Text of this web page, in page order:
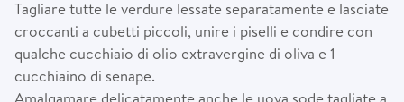
Tagliare tutte le verdure lessate separatamente e lasciate
croccanti a cubetti piccoli, unire i piselli e condire con
qualche cucchiaio di olio extravergine di oliva e 1
cucchiaino di senape.
Amalgamare delicatamente anche le uova sode tagliate a